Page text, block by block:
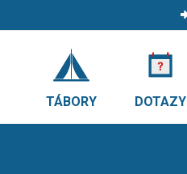
TÁBORY DOTAZY